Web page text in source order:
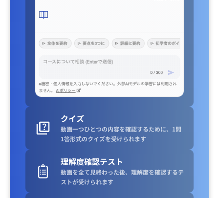
クイズ
動画一つひとつの内容を確認するために、1問
1答形式のクイズを受けられます
理解度確認テスト
動画を全て見終わった後、理解度を確認するテ
ストが受けられます